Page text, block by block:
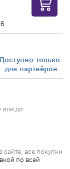
Доступно только
для партнёров
или до
сайте, все покупки
по всей